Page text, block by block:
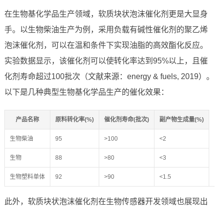
在生物基化学品生产领域，软质块状泡沫催化剂更是大显身
手。以生物柴油生产为例，采用负载有碱性催化剂的聚乙烯
泡沫催化剂，可以在温和条件下实现油脂的高效酯化反应。
实验数据显示，该催化剂可以使转化率达到95%以上，且催
化剂寿命超过100批次（文献来源：energy & fuels, 2019）。
以下是几种典型生物基化学品生产的催化效果：
产品名称 原料转化率(%) 催化剂寿命(批次) 副产物生成量(%)
生物柴油 95 >100 <2
生物 88 >80 <3
生物塑料单体 92 >90 <1.5
此外，软质块状泡沫催化剂在生物传感器开发领域也展现出